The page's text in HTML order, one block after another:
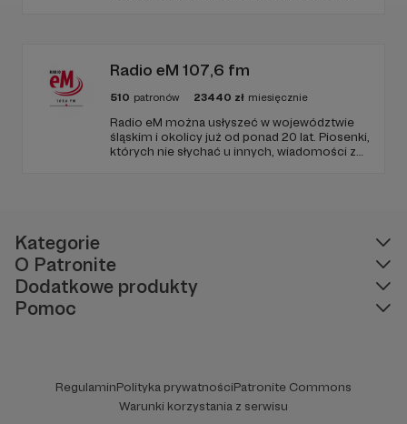
bańkami informacyjnymi.
Radio eM 107,6 fm
510 patronów 23440 zł miesięcznie
Radio eM można usłyszeć w województwie
śląskim i okolicy już od ponad 20 lat. Piosenki,
których nie słychać u innych, wiadomości z
Kategorie
O Patronite
Dodatkowe produkty
Pomoc
RegulaminPolityka prywatnościPatronite Commons
Warunki korzystania z serwisu